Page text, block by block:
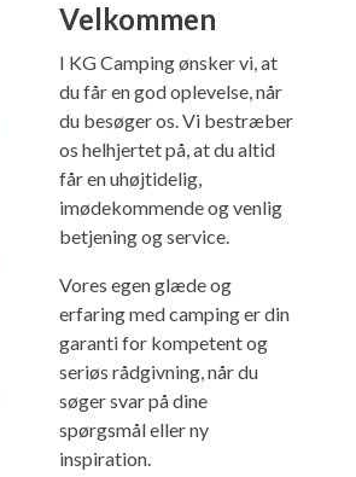
Velkommen
I KG Camping ønsker vi, at
du får en god oplevelse, når
du besøger os. Vi bestræber
os helhjertet på, at du altid
får en uhøjtidelig,
imødekommende og venlig
betjening og service.
Vores egen glæde og
erfaring med camping er din
garanti for kompetent og
seriøs rådgivning, når du
søger svar på dine
spørgsmål eller ny
inspiration.